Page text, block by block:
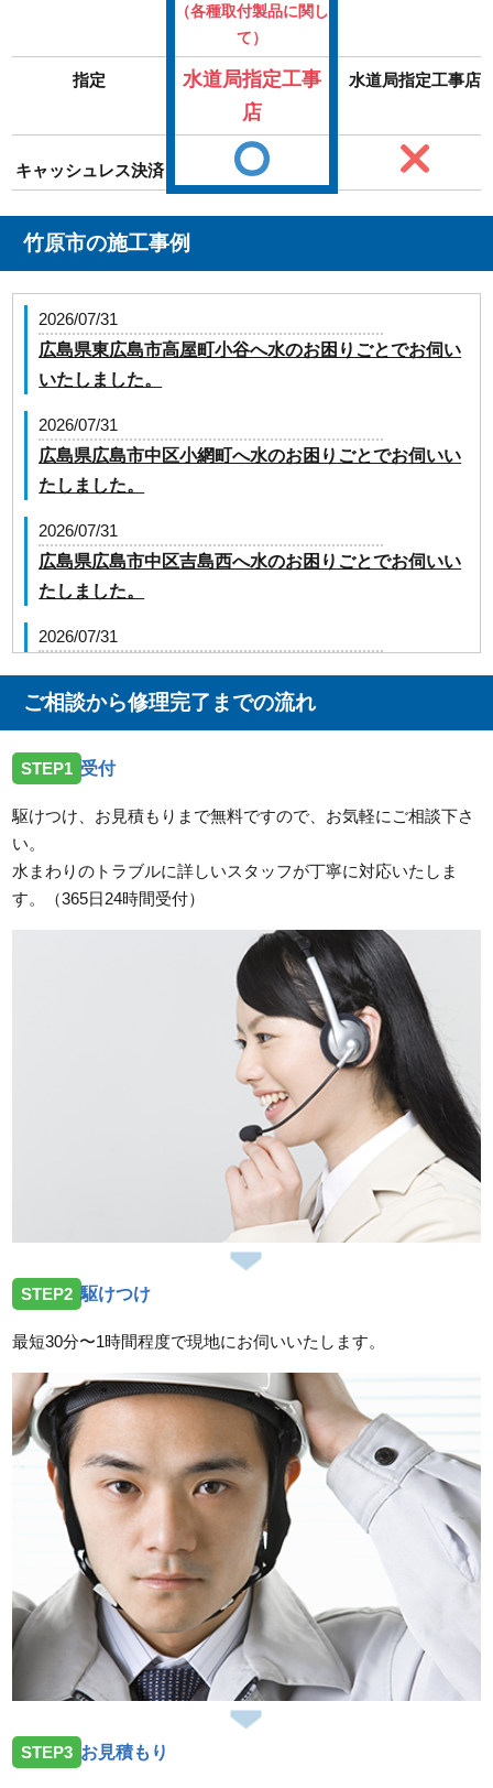
（各種取付製品に関し
て）
指定
水道局指定工事
店
水道局指定工事店
キャッシュレス決済
竹原市の施工事例
2026/07/31
広島県東広島市高屋町小谷へ水のお困りごとでお伺い
いたしました。
2026/07/31
広島県広島市中区小網町へ水のお困りごとでお伺いい
たしました。
2026/07/31
広島県広島市中区吉島西へ水のお困りごとでお伺いい
たしました。
2026/07/31
いたしました。
広島県広島市南区翠にトイレの水漏れ修理のご依頼で
広島県広島市中区東白島町にトイレのレバー故障のご
依頼でお伺いしました。
広島県広島市南区宇品御幸に洗濯蛇口の交換希望のご
広島県広島市佐伯区河内南に洗面蛇口の故障のご依頼
広島県広島市中区舟入へ台所蛇口の交換依頼のためお
広島県呉市焼山へトイレの不具合修理依頼のためお伺
いしました。
2026/07/14
広島県廿日市市友田へ台所蛇口の水漏れ修理依頼のた
めお伺いしました。
スタッフの修理報告や事例の一覧はこちら
ご相談から修理完了までの流れ
STEP1 受付
駆けつけ、お見積もりまで無料ですので、お気軽にご相談下さ
い。
水まわりのトラブルに詳しいスタッフが丁寧に対応いたしま
す。（365日24時間受付）
STEP2 駆けつけ
最短30分〜1時間程度で現地にお伺いいたします。
STEP3 お見積もり